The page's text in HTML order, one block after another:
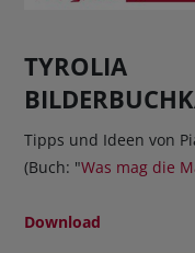
TYROLIA
Tipps und Ideen von
(Buch: "Was mag die
Download